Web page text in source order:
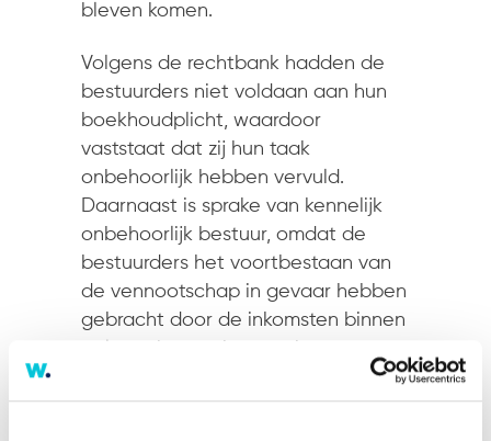
bleven komen.
Volgens de rechtbank hadden de
bestuurders niet voldaan aan hun
boekhoudplicht, waardoor
vaststaat dat zij hun taak
onbehoorlijk hebben vervuld.
Daarnaast is sprake van kennelijk
onbehoorlijk bestuur, omdat de
bestuurders het voortbestaan van
de vennootschap in gevaar hebben
gebracht door de inkomsten binnen
vennootschap. Volgens de rechter
zou geen redelijk handelend